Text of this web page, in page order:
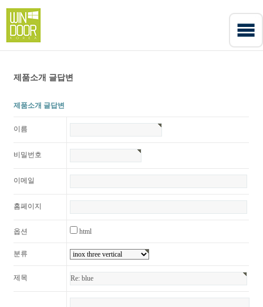
제품소개 글답변
제품소개 글답변
이름
비밀번호
이메일
홈페이지
옵션 html
분류
제목